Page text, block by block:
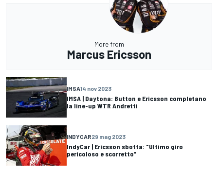
More from
Marcus Ericsson
IMSA14 nov 2023
IMSA | Daytona: Button e Ericsson completano
la line-up WTR Andretti
INDYCAR29 mag 2023
IndyCar | Ericsson sbotta: "Ultimo giro
pericoloso e scorretto"